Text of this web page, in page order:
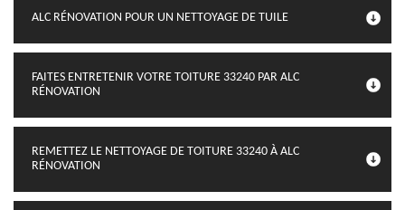
ALC RÉNOVATION POUR UN NETTOYAGE DE TUILE
FAITES ENTRETENIR VOTRE TOITURE 33240 PAR ALC
RÉNOVATION
REMETTEZ LE NETTOYAGE DE TOITURE 33240 À ALC
RÉNOVATION